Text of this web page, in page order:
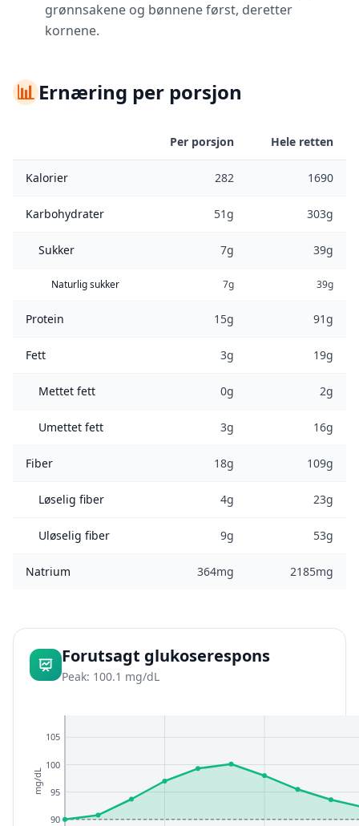
grønnsakene og bønnene først, deretter
kornene.
📊Ernæring per porsjon
Per porsjon Hele retten
Kalorier 282 1690
Karbohydrater 51g 303g
Sukker 7g 39g
Naturlig sukker 7g 39g
Protein 15g 91g
Fett 3g 19g
Mettet fett 0g 2g
Umettet fett 3g 16g
Fiber 18g 109g
Løselig fiber 4g 23g
Uløselig fiber 9g 53g
Natrium 364mg 2185mg
Forutsagt glukoserespons
Peak: 100.1 mg/dL
90
95
100
105
mg/dL